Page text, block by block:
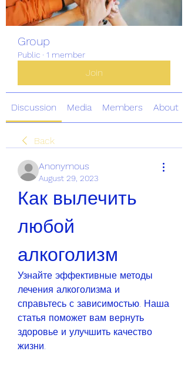
Group
Public · 1 member
Join
Discussion Media Members About
Back
Anonymous
August 29, 2023
Как вылечить
любой
алкоголизм
Узнайте эффективные методы
лечения алкоголизма и
справьтесь с зависимостью. Наша
статья поможет вам вернуть
здоровье и улучшить качество
жизни.